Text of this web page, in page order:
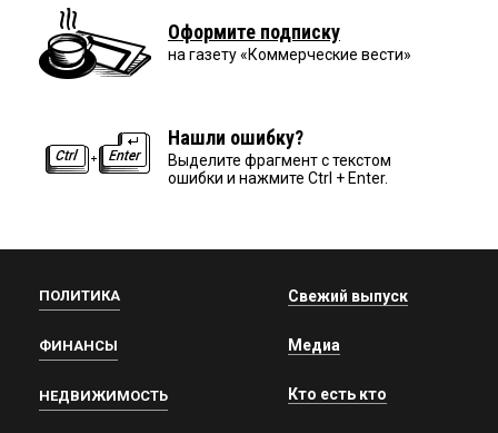
Оформите подписку
на газету «Коммерческие вести»
Нашли ошибку?
Выделите фрагмент с текстом
ошибки и нажмите Ctrl + Enter.
ПОЛИТИКА
ФИНАНСЫ
НЕДВИЖИМОСТЬ
Свежий выпуск
Медиа
Кто есть кто